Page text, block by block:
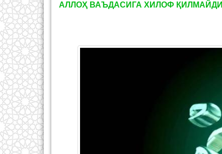
АЛЛОҲ ВАЪДАСИГА ХИЛОФ ҚИЛМАЙДИ